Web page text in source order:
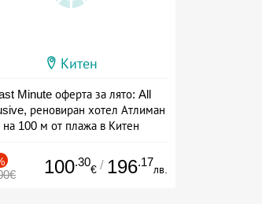
Китен
Minute оферта за лято: All
реновиран хотел Атлиман
на 100 м от плажа в Китен
100.30
€ / 196.17
лв.